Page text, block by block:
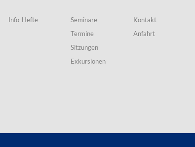
Info-Hefte
Seminare
Termine
Sitzungen
Exkursionen
Kontakt
Anfahrt